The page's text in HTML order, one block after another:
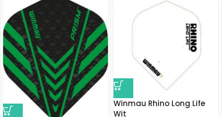
Winmau Rhino Long Life
Wit